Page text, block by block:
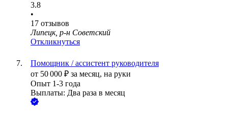
3.8
•
17 отзывов
Липецк, р-н Советский
Откликнуться
Помощник / ассистент руководителя
от 50 000 ₽ за месяц, на руки
Опыт 1-3 года
Выплаты: Два раза в месяц